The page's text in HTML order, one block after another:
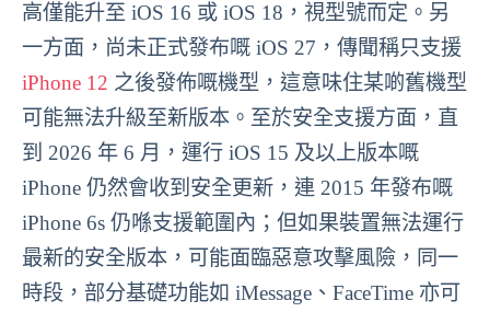
高僅能升至 iOS 16 或 iOS 18，視型號而定。另
一方面，尚未正式發布嘅 iOS 27，傳聞稱只支援
iPhone 12 之後發佈嘅機型，這意味住某啲舊機型
可能無法升級至新版本。至於安全支援方面，直
到 2026 年 6 月，運行 iOS 15 及以上版本嘅
iPhone 仍然會收到安全更新，連 2015 年發布嘅
iPhone 6s 仍喺支援範圍內；但如果裝置無法運行
最新的安全版本，可能面臨惡意攻擊風險，同一
時段，部分基礎功能如 iMessage、FaceTime 亦可